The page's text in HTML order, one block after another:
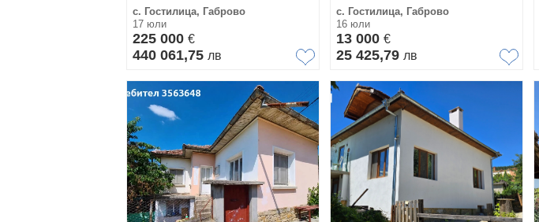
с. Гостилица, Габрово
17 юли
225 000 €
440 061,75 лв
с. Гостилица, Габрово
16 юли
13 000 €
25 425,79 лв